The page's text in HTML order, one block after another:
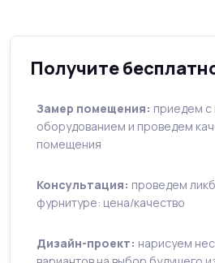
Получите
Замер помещения: приедем
оборудованием и проведем
помещения
Консультация: проведем
фурнитуре: цена/качество
Дизайн-проект: нарисуем